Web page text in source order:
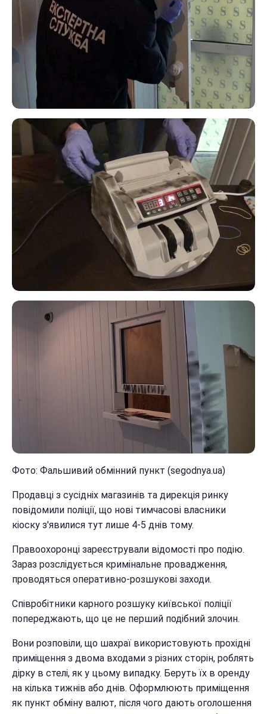
Фото: Фальшивий обмінний пункт (segodnya.ua)
Продавці з сусідніх магазинів та дирекція ринку
повідомили поліції, що нові тимчасові власники
кіоску з'явилися тут лише 4-5 днів тому.
Правоохоронці зареєстрували відомості про подію.
Зараз розслідується кримінальне провадження,
проводяться оперативно-розшукові заходи.
Співробітники карного розшуку київської поліції
попереджають, що це не перший подібний злочин.
Вони розповіли, що шахраї використовують прохідні
приміщення з двома входами з різних сторін, роблять
дірку в стелі, як у цьому випадку. Беруть їх в оренду
на кілька тижнів або днів. Оформлюють приміщення
як пункт обміну валют, після чого дають оголошення